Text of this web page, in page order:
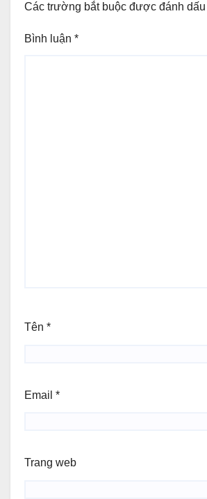
Các trường bắt buộc được đánh dấu
Bình luận *
Tên *
Email *
Trang web